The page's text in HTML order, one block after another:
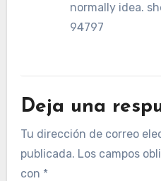
normally idea.
94797
Deja una
Tu dirección de correo
publicada. Los campos
con *